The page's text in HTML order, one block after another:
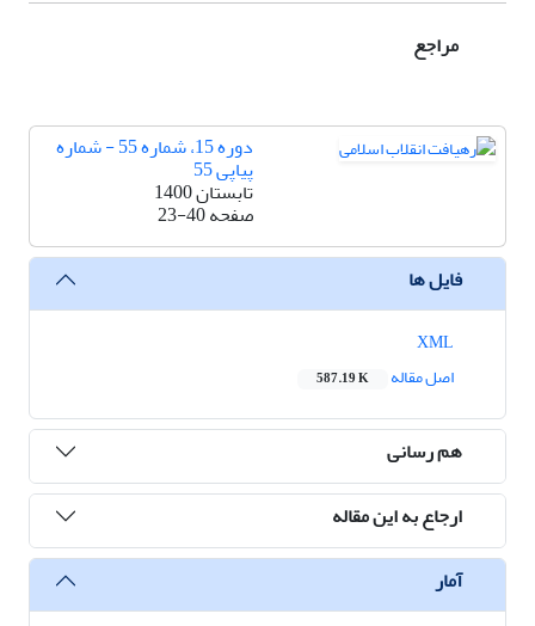
مراجع
دوره 15، شماره 55 - شماره
پیاپی 55
تابستان 1400
صفحه23-40
فایل ها
اصل مقاله
587.19 K
هم رسانی
ارجاع به این مقاله
آمار